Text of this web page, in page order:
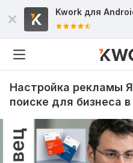
Kwork для
Настройка рекламы
поиске для бизнеса